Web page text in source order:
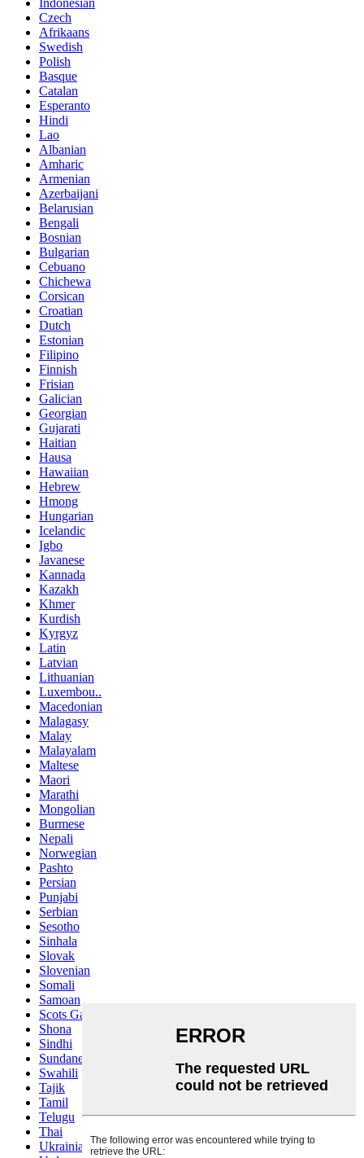
Indonesian
Czech
Afrikaans
Swedish
Polish
Basque
Catalan
Esperanto
Hindi
Lao
Albanian
Amharic
Armenian
Azerbaijani
Belarusian
Bengali
Bosnian
Bulgarian
Cebuano
Chichewa
Corsican
Croatian
Dutch
Estonian
Filipino
Finnish
Frisian
Galician
Georgian
Gujarati
Haitian
Hausa
Hawaiian
Hebrew
Hmong
Hungarian
Icelandic
Igbo
Javanese
Kannada
Kazakh
Khmer
Kurdish
Kyrgyz
Latin
Latvian
Lithuanian
Luxembou..
Macedonian
Malagasy
Malay
Malayalam
Maltese
Maori
Marathi
Mongolian
Burmese
Nepali
Norwegian
Pashto
Persian
Punjabi
Serbian
Sesotho
Sinhala
Slovak
Slovenian
Somali
Samoan
Scots Gaelic
Shona
Sindhi
Sundanese
Swahili
Tajik
Tamil
Telugu
Thai
Ukrainian